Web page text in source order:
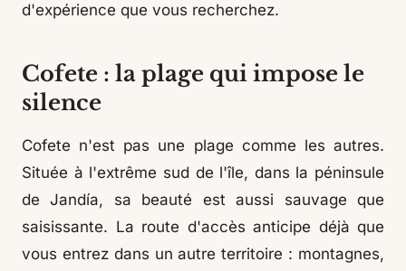
d'expérience que vous recherchez.
Cofete : la plage qui impose le
silence
Cofete n'est pas une plage comme les autres.
Située à l'extrême sud de l'île, dans la péninsule
de Jandía, sa beauté est aussi sauvage que
saisissante. La route d'accès anticipe déjà que
vous entrez dans un autre territoire : montagnes,